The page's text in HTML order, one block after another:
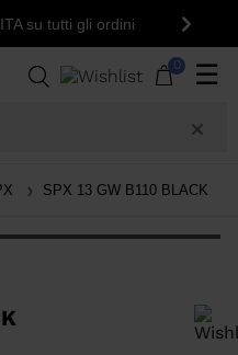
su tutti gli ordini Avanti
0 ☰
SPX 13 GW B110 BLACK